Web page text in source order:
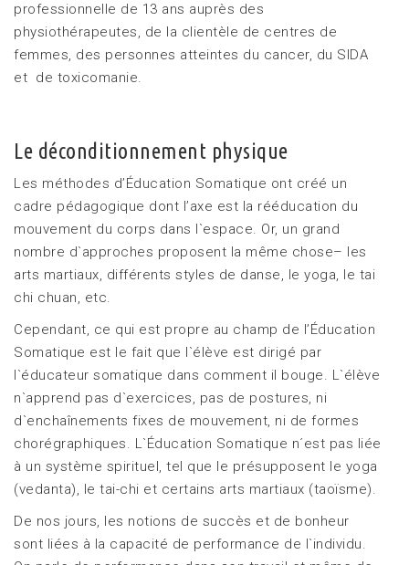
professionnelle de 13 ans auprès des
physiothérapeutes, de la clientèle de centres de
femmes, des personnes atteintes du cancer, du SIDA
et de toxicomanie.
Le déconditionnement physique
Les méthodes d’Éducation Somatique ont créé un
cadre pédagogique dont l’axe est la rééducation du
mouvement du corps dans l`espace. Or, un grand
nombre d`approches proposent la même chose– les
arts martiaux, différents styles de danse, le yoga, le tai
chi chuan, etc.
Cependant, ce qui est propre au champ de l’Éducation
Somatique est le fait que l`élève est dirigé par
l`éducateur somatique dans comment il bouge. L`élève
n`apprend pas d`exercices, pas de postures, ni
d`enchaînements fixes de mouvement, ni de formes
chorégraphiques. L`Éducation Somatique n´est pas liée
à un système spirituel, tel que le présupposent le yoga
(vedanta), le tai-chi et certains arts martiaux (taoïsme).
De nos jours, les notions de succès et de bonheur
sont liées à la capacité de performance de l`individu.